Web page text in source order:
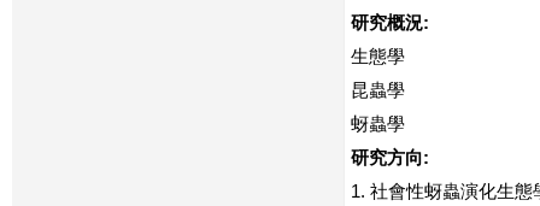
研究概況:
生態學
昆蟲學
蚜蟲學
研究方向:
1. 社會性蚜蟲演化生態